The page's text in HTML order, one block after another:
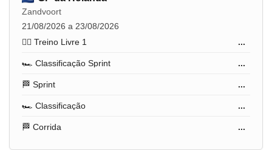
Zandvoort
21/08/2026 a 23/08/2026
🏋️‍♂️ Treino Livre 1
...
🏎️ Classificação Sprint ...
🏁 Sprint ...
🏎️ Classificação ...
🏁 Corrida ...